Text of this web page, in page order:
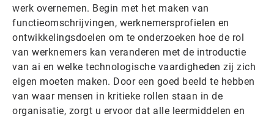
werk overnemen. Begin met het maken van
functieomschrijvingen, werknemersprofielen en
ontwikkelingsdoelen om te onderzoeken hoe de rol
van werknemers kan veranderen met de introductie
van ai en welke technologische vaardigheden zij zich
eigen moeten maken. Door een goed beeld te hebben
van waar mensen in kritieke rollen staan in de
organisatie, zorgt u ervoor dat alle leermiddelen en